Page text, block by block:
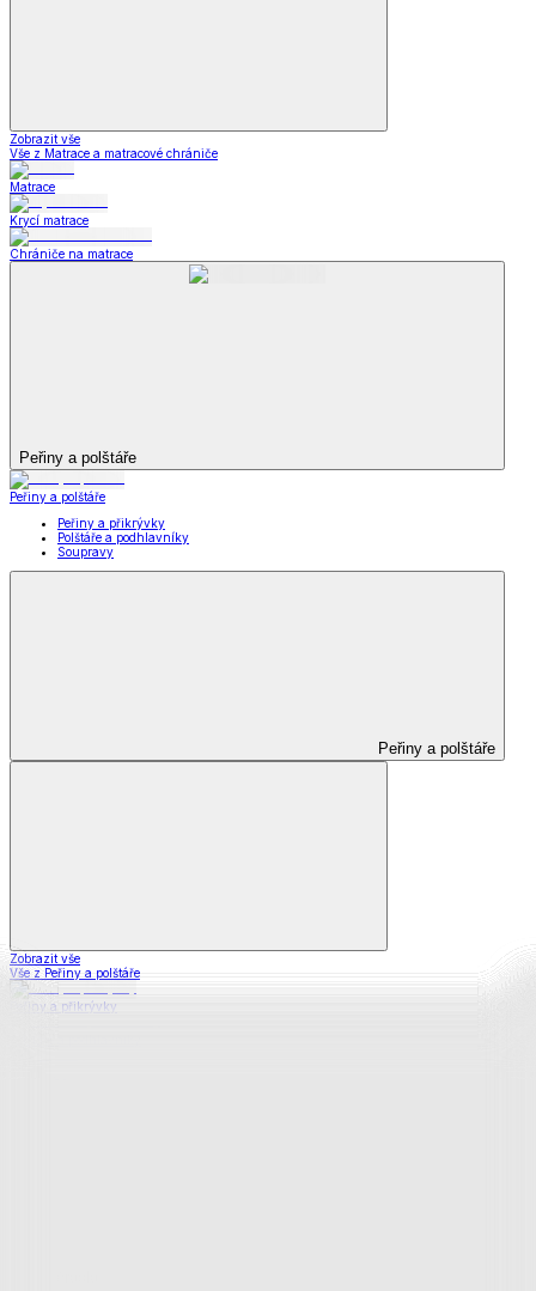
Zobrazit vše
Vše z Matrace a matracové chrániče
Matrace
Krycí matrace
Chrániče na matrace
Peřiny a polštáře
Peřiny a polštáře
Peřiny a přikrývky
Polštáře a podhlavníky
Soupravy
Peřiny a polštáře
Zobrazit vše
Vše z Peřiny a polštáře
Peřiny a přikrývky